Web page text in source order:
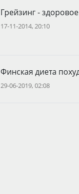
Грейзинг -
17-11-2014, 20:10
Финская диета
29-06-2019, 02:08